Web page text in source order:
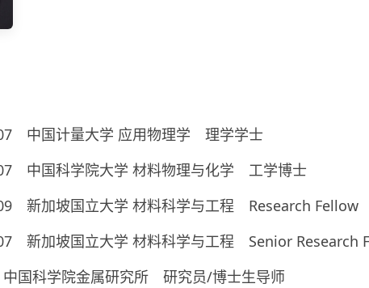
中国计量大学 应用物理学 理学学士
中国科学院大学 材料物理与化学 工学博士
新加坡国立大学 材料科学与工程 Research Fellow
新加坡国立大学 材料科学与工程 Senior Research
国科学院金属研究所 研究员/博士生导师